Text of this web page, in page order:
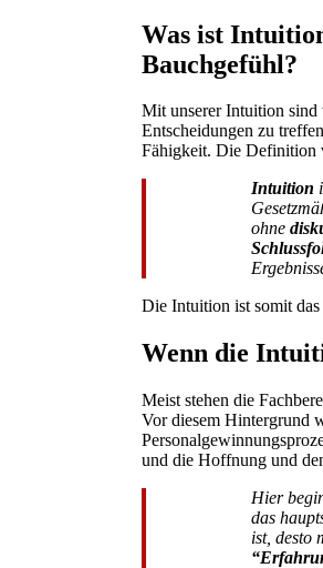
Was ist
Bauchgefühl?
Mit unserer Intuition sind
Entscheidungen zu
Fähigkeit. Die Definition
Intuition
ohne
Die Intuition ist somit
Wenn die
Meist stehen die
Vor diesem Hintergrund
und die Hoffnung und
Hier
das
ist, desto